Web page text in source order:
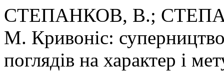
СТЕПАНКОВ, В.;
М. Кривоніс:
поглядів на характер і